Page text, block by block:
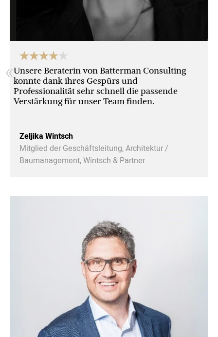
«Unsere Beraterin von Batterman Consulting
konnte dank ihres Gespürs und
Professionalität sehr schnell die passende
Verstärkung für unser Team finden.
Zeljika Wintsch
Mitglied der Geschäftsleitung, Architektur /
Baumanagement, Wintsch & Partner